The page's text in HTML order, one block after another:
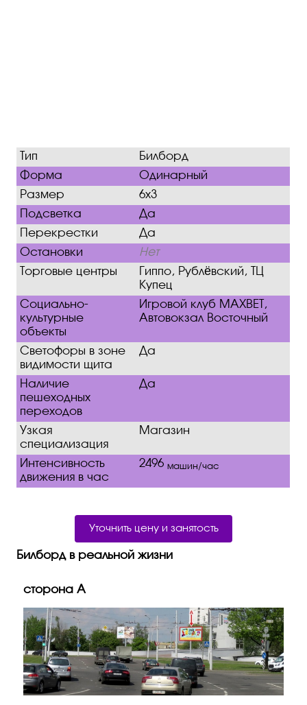
Тип
Билборд
Форма
Одинарный
Размер
6х3
Подсветка
Да
Перекрестки
Да
Остановки
Нет
Торговые центры
Гиппо, Рублёвский, ТЦ
Купец
Социально-
культурные
объекты
Игровой клуб МАХВЕТ,
Автовокзал Восточный
Светофоры в зоне
видимости щита
Да
Наличие
пешеходных
переходов
Да
Узкая
специализация
Магазин
Интенсивность
движения в час
2496машин/час
Уточнить цену и занятость
Билборд в реальной жизни
сторона A